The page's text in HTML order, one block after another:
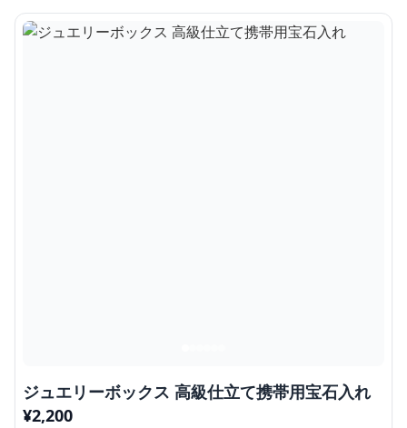
ジュエリーボックス 高級仕立て携帯用宝石入れ
¥2,200